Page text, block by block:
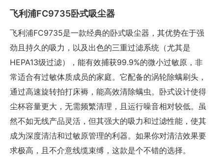
飞利浦FC9735卧式吸尘器
飞利浦FC9735是一款经典的卧式吸尘器，其优势在于强
劲且持久的吸力，以及出色的三重过滤系统（尤其是
HEPA13级过滤），能有效捕获99.9%的微小过敏原，非
常适合有过敏体质成员的家庭。它配备的涡轮除螨刷头，
通过高速旋转拍打床褥，能高效清除螨虫。卧式设计使得
尘杯容量更大，无需频繁清理，且运行噪音相对较低。虽
然不如无线产品灵活，但其强大的吸力和过滤性能，使其
成为深度清洁和过敏原管理的利器。如果你对清洁效果要
求极高，且不介意线缆束缚，这款是个不错的选择。